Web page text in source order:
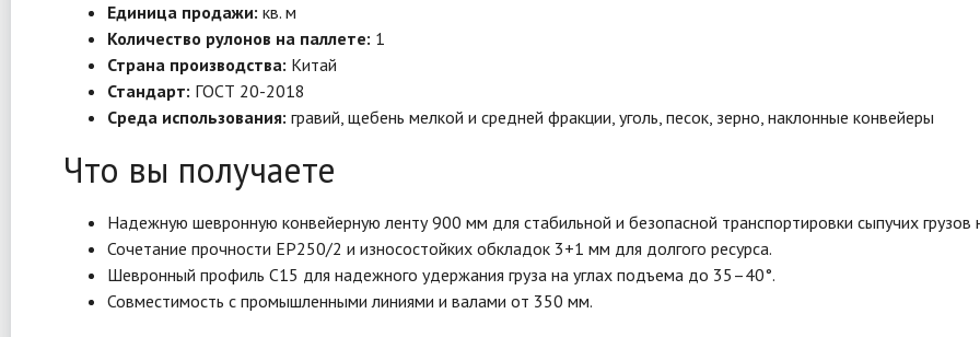
Единица продажи: кв. м
Количество рулонов на паллете: 1
Страна производства: Китай
Стандарт: ГОСТ 20-2018
Среда использования: гравий, щебень мелкой и средней фракции, уголь, песок, зерно, наклонные конвейеры
Что вы получаете
Надежную шевронную конвейерную ленту 900 мм для стабильной и безопасной транспортировки сыпучих грузов
Сочетание прочности EP250/2 и износостойких обкладок 3+1 мм для долгого ресурса.
Шевронный профиль С15 для надежного удержания груза на углах подъема до 35–40°.
Совместимость с промышленными линиями и валами от 350 мм.